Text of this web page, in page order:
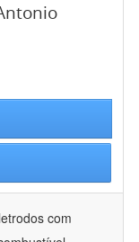
com